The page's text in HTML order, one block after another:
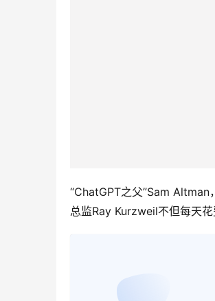
“ChatGPT之父”Sam Altman
总监Ray Kurzweil不但每天